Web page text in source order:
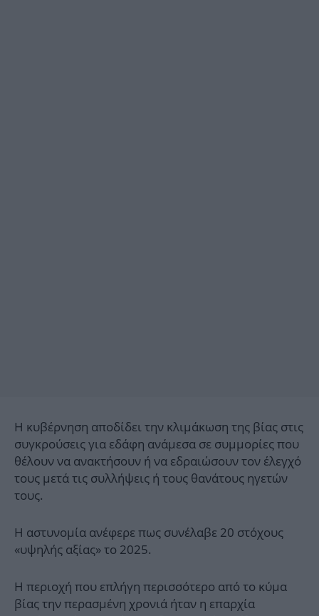
Η κυβέρνηση αποδίδει την κλιμάκωση της βίας στις
συγκρούσεις για εδάφη ανάμεσα σε συμμορίες που
θέλουν να ανακτήσουν ή να εδραιώσουν τον έλεγχό
τους μετά τις συλλήψεις ή τους θανάτους ηγετών
τους.
Η αστυνομία ανέφερε πως συνέλαβε 20 στόχους
«υψηλής αξίας» το 2025.
Η περιοχή που επλήγη περισσότερο από το κύμα
βίας την περασμένη χρονιά ήταν η επαρχία